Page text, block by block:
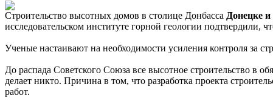
Строительство высотных домов в столице Донбасса Донецке и
исследовательском институте горной геологии подтвердили,
Ученые настаивают на необходимости усиления контроля за
До распада Советского Союза все высотное строительство в
делает никто. Причина в том, что разработка проекта
работ.